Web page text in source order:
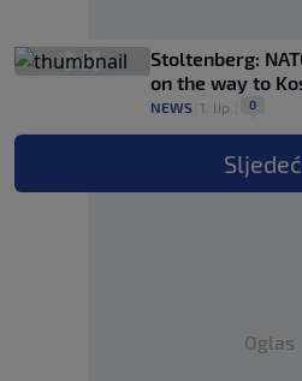
Stoltenberg:
on the way to
NEWS 1. lip. 0
Oglas